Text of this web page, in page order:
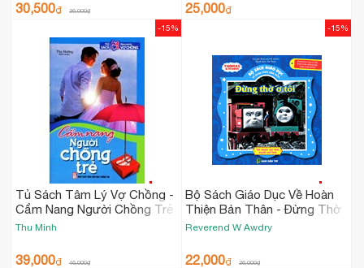
30,500₫ 36,000₫ 25,000₫
Tủ Sách Tâm Lý Vợ Chồng -
Cẩm Nang Người Chồng Trẻ
Thu Minh
39,000₫ 46,000₫
-15%
Bộ Sách Giáo Dục Về Hoàn
Thiện Bản Thân - Đừng Thờ
Ơ Tôi
Reverend W Awdry
22,000₫ 26,000₫
-15%